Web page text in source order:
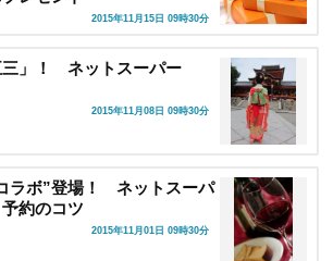
2015年11月15日 09時30分
三」！ ネットスーパー
2015年11月08日 09時30分
ラボ”登場！ ネットスーパ
約のコツ
2015年11月01日 09時30分